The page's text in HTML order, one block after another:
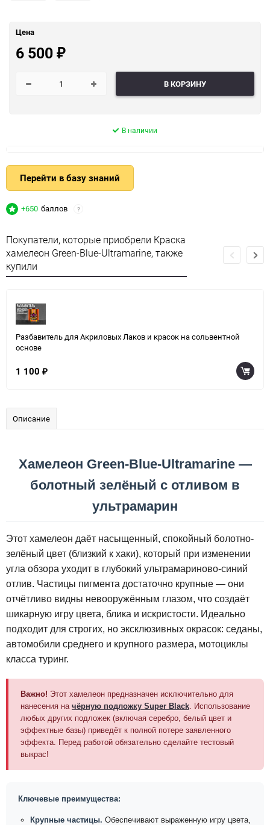
Цена
6 500 ₽
В КОРЗИНУ
В наличии
Перейти в базу знаний
+650 баллов ?
Покупатели, которые приобрели Краска
хамелеон Green-Blue-Ultramarine, также
купили
Разбавитель для Акриловых Лаков и красок на сольвентной
основе
1 100 ₽
Описание
Хамелеон Green-Blue-Ultramarine —
болотный зелёный с отливом в
ультрамарин
Этот хамелеон даёт насыщенный, спокойный болотно-
зелёный цвет (близкий к хаки), который при изменении
угла обзора уходит в глубокий ультрамариново-синий
отлив. Частицы пигмента достаточно крупные — они
отчётливо видны невооружённым глазом, что создаёт
шикарную игру цвета, блика и искристости. Идеально
подходит для строгих, но эксклюзивных окрасок: седаны,
автомобили среднего и крупного размера, мотоциклы
класса туринг.
Важно! Этот хамелеон предназначен исключительно для
нанесения на чёрную подложку Super Black. Использование
любых других подложек (включая серебро, белый цвет и
эффектные базы) приведёт к полной потере заявленного
эффекта. Перед работой обязательно сделайте тестовый
выкрас!
Ключевые преимущества:
Крупные частицы. Обеспечивают выраженную игру цвета,